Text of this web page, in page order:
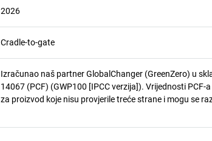
2026
Cradle-to-gate
Izračunao naš partner GlobalChanger (GreenZero) u
14067 (PCF) (GWP100 [IPCC verzija]). Vrijednosti
za proizvod koje nisu provjerile treće strane i mogu se